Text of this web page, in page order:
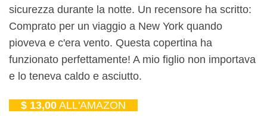
sicurezza durante la notte. Un recensore ha scritto:
Comprato per un viaggio a New York quando
pioveva e c'era vento. Questa copertina ha
funzionato perfettamente! A mio figlio non importava
e lo teneva caldo e asciutto.
$ 13,00 ALL'AMAZON